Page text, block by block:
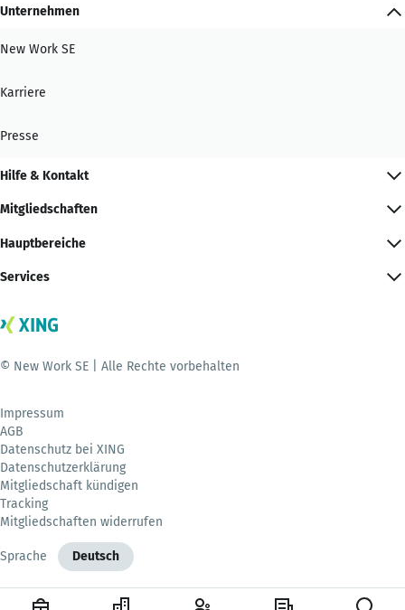
Unternehmen
New Work SE
Karriere
Presse
Hilfe & Kontakt
Mitgliedschaften
Hauptbereiche
Services
© New Work SE | Alle Rechte vorbehalten
Impressum
AGB
Datenschutz bei XING
Datenschutzerklärung
Mitgliedschaft kündigen
Tracking
Mitgliedschaften widerrufen
Sprache Deutsch